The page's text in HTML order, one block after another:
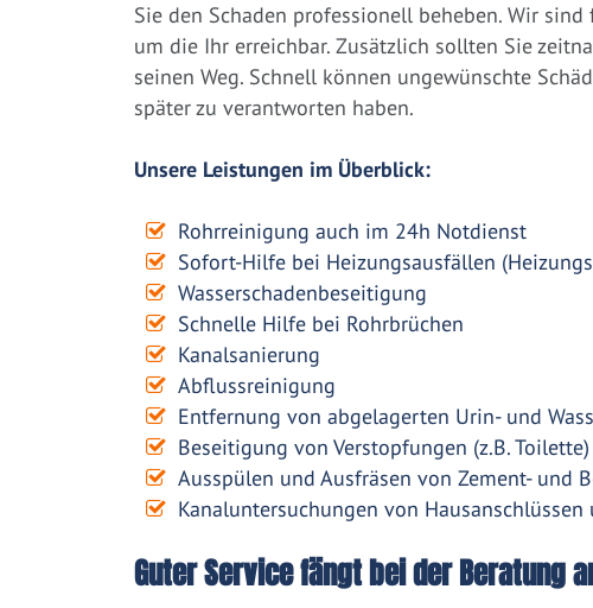
Sie den Schaden professionell beheben. Wir
um die Ihr erreichbar. Zusätzlich sollten Sie
seinen Weg. Schnell können ungewünschte
später zu verantworten haben.
Unsere Leistungen im Überblick:
Rohrreinigung auch im 24h Notdienst
Sofort-Hilfe bei Heizungsausfällen
Wasserschadenbeseitigung
Schnelle Hilfe bei Rohrbrüchen
Kanalsanierung
Abflussreinigung
Entfernung von abgelagerten Urin- und
Beseitigung von Verstopfungen (z.B. Toilette)
Ausspülen und Ausfräsen von Zement- und
Kanaluntersuchungen von
Guter Service fängt bei der Beratung